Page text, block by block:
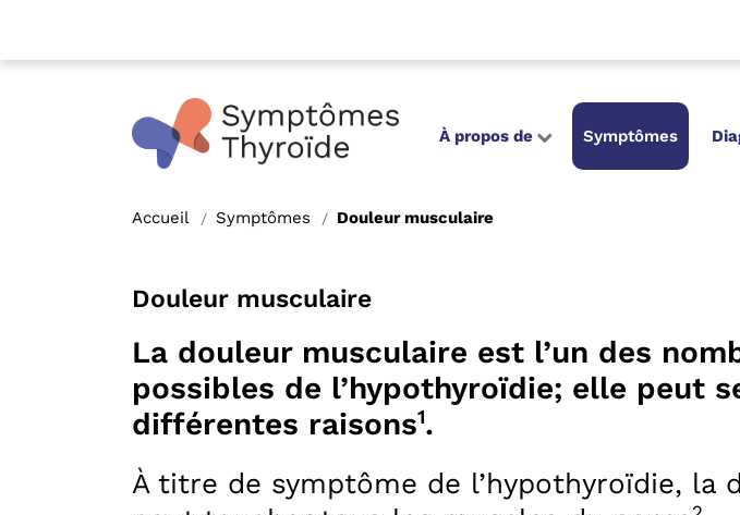
À propos de Symptômes
Accueil / Symptômes / Douleur musculaire
Douleur musculaire
La douleur musculaire est l’un des
possibles de l’hypothyroïdie; elle peut
différentes raisons1.
À titre de symptôme de l’hypothyroïdie, la